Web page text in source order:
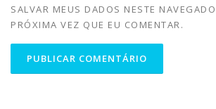
SALVAR MEUS DADOS NESTE
PRÓXIMA VEZ QUE EU COMENTAR.